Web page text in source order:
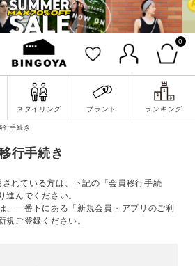
0
スタイリング ブランド ランキング
詳細検索
行手続き
行手続き
れている方は、下記の「会員移行手続
進んでください。
、一番下にある「新規会員・アプリのご利
規ご登録ください。